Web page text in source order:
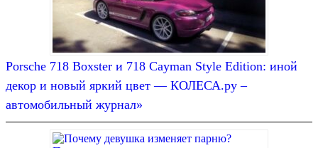
Porsche 718 Boxster и 718 Cayman Style Edition: иной
декор и новый яркий цвет — КОЛЕСА.ру –
автомобильный журнал»